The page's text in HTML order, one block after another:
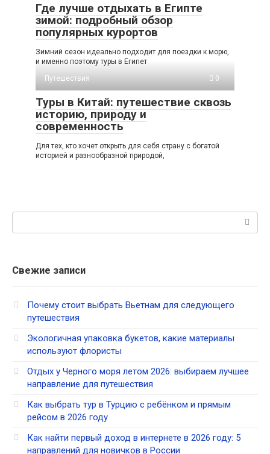
Где лучше отдыхать в Египте
зимой: подробный обзор
популярных курортов
Зимний сезон идеально подходит для поездки к морю,
и именно поэтому туры в Египет
Путешествия
0
Туры в Китай: путешествие сквозь
историю, природу и
современность
Для тех, кто хочет открыть для себя страну с богатой
историей и разнообразной природой,
Свежие записи
Почему стоит выбрать Вьетнам для следующего
путешествия
Экологичная упаковка букетов, какие материалы
используют флористы
Отдых у Черного моря летом 2026: выбираем лучшее
направление для путешествия
Как выбрать тур в Турцию с ребёнком и прямым
рейсом в 2026 году
Как найти первый доход в интернете в 2026 году: 5
направлений для новичков в России